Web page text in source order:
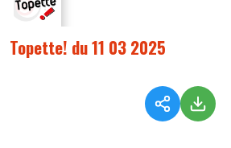
Topette! du 11 03 2025